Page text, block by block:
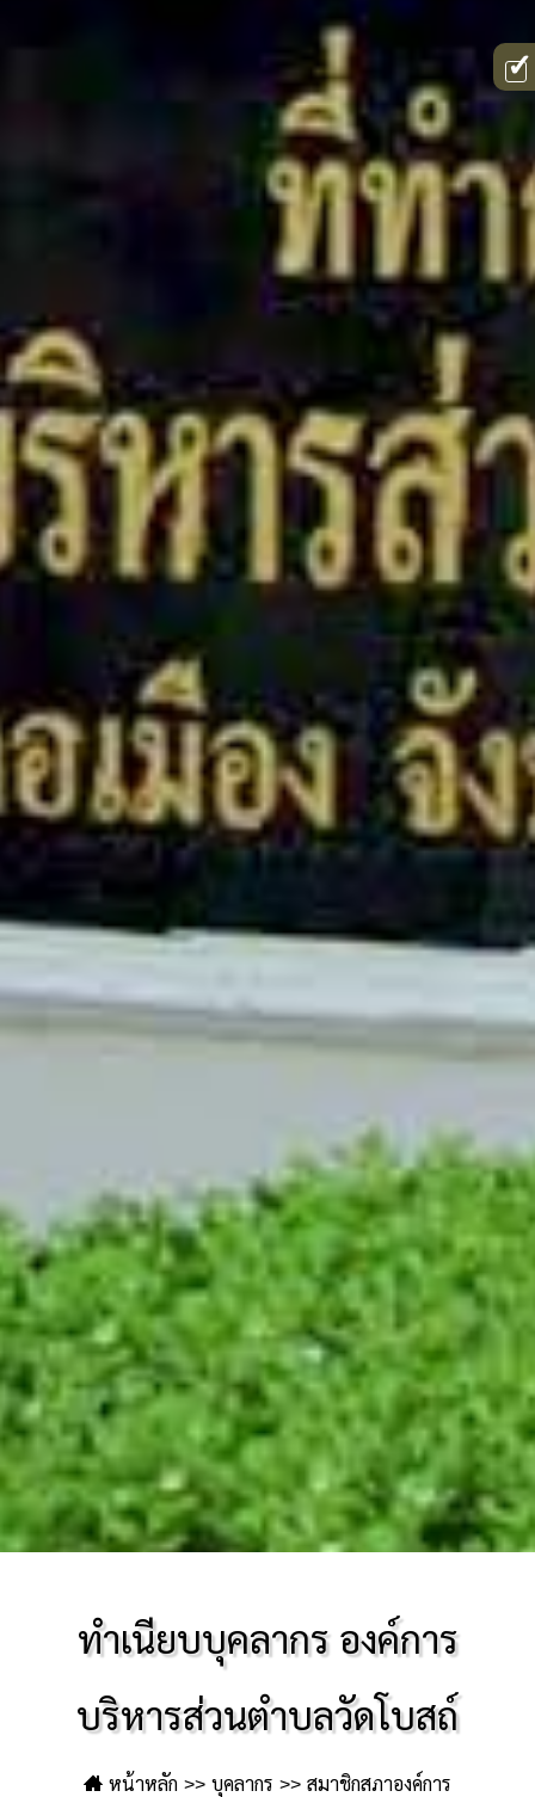
ทำเนียบบุคลากร องค์การ
บริหารส่วนตำบลวัดโบสถ์
หน้าหลัก บุคลากร สมาชิกสภาองค์การ